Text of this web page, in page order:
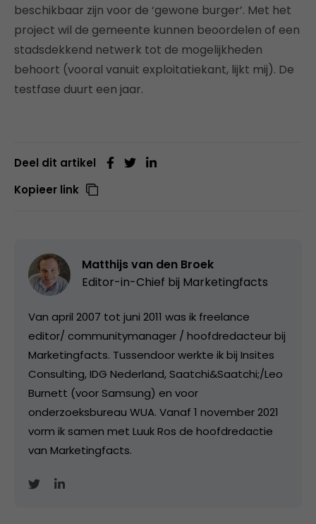
beschikbaar zijn voor de ‘gewone burger’. Met het
project wil de gemeente kunnen beoordelen of een
stadsdekkend netwerk tot de mogelijkheden
behoort (vooral vanuit exploitatiekant, lijkt mij). De
testfase duurt een jaar.
Deel dit artikel
Kopieer link
Matthijs van den Broek
Editor-in-Chief bij Marketingfacts
Van april 2007 tot juni 2011 was ik freelance
editor/ communitymanager / hoofdredacteur bij
Marketingfacts. Tussendoor werkte ik bij Insites
Consulting, IDG Nederland, Saatchi&Saatchi;/Leo
Burnett (voor Samsung) en voor
onderzoeksbureau WUA. Vanaf 1 november 2021
vorm ik samen met Luuk Ros de hoofdredactie
van Marketingfacts.